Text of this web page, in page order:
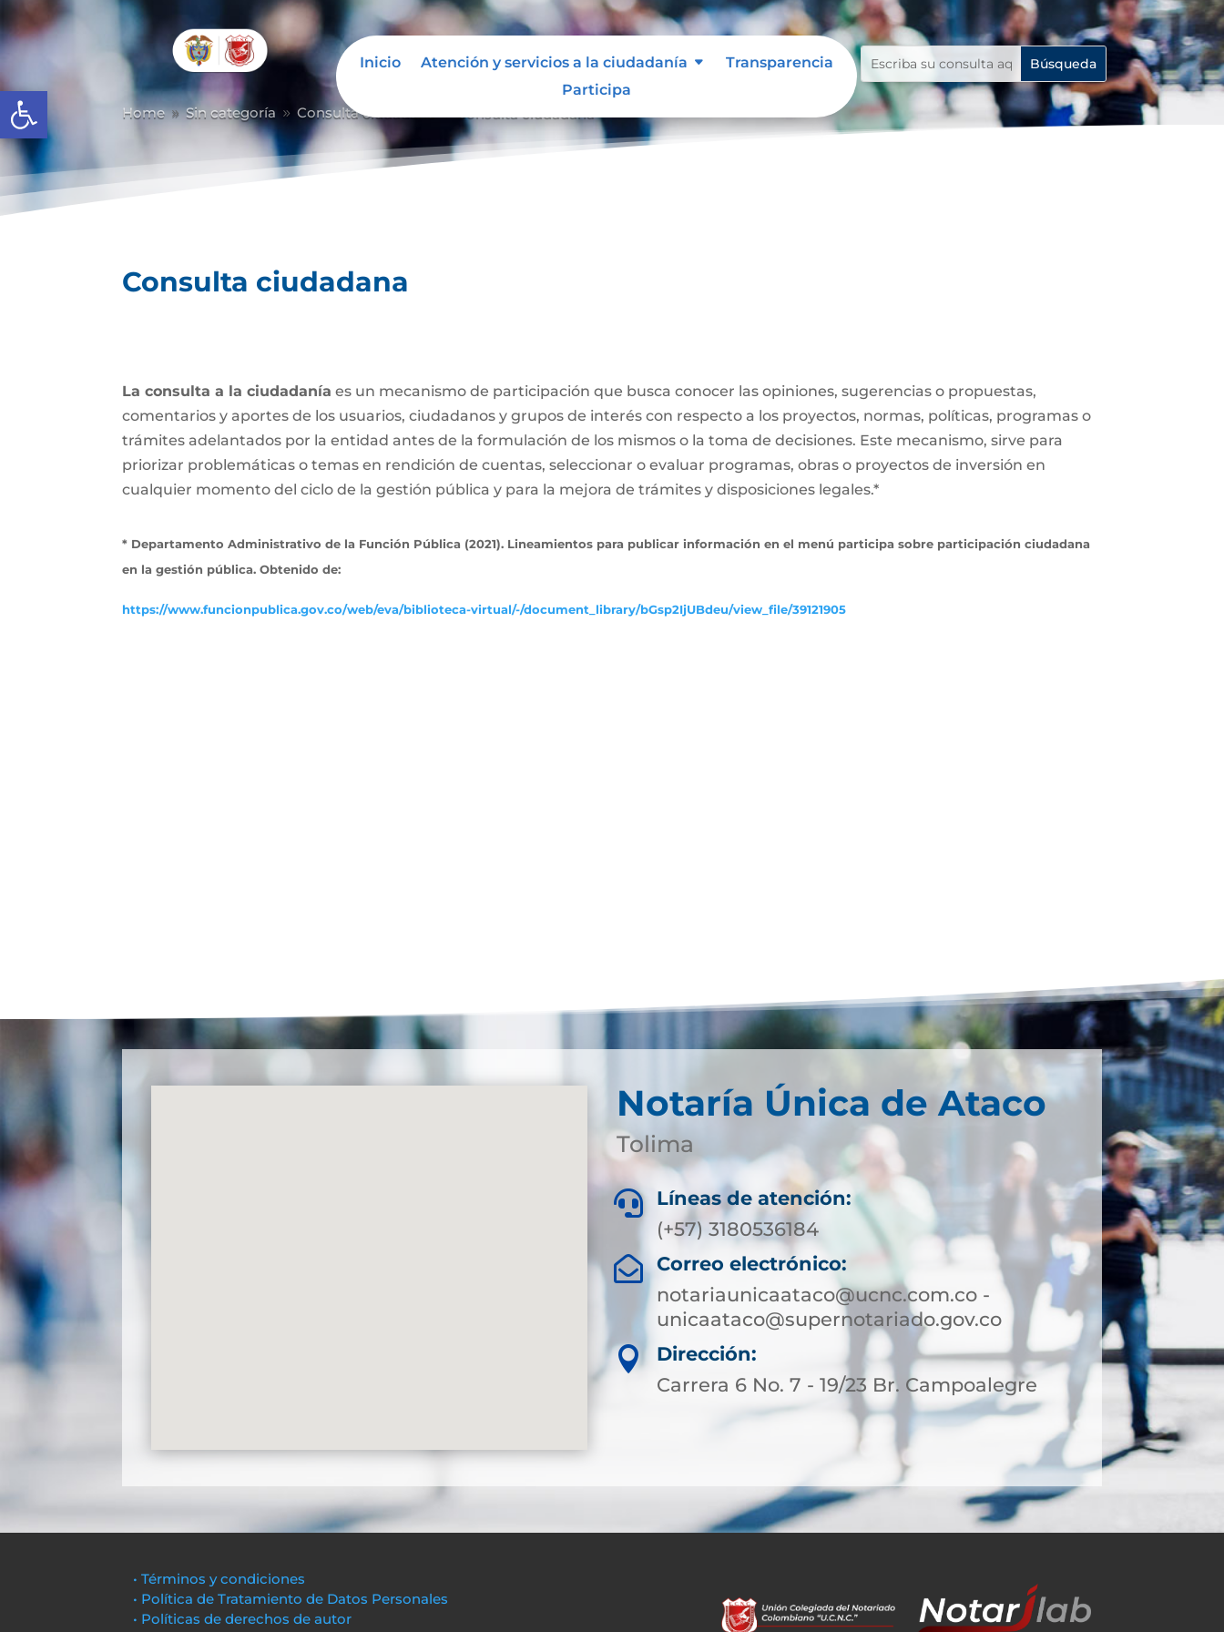
Abrir barra de herramientas
Inicio Atención y servicios a la ciudadanía
Transparencia
Participa
Home 9 Sin categoría 9 Consulta ciudadana
Consulta ciudadana
La consulta a la ciudadanía es un mecanismo de participación que busca conocer las opiniones, sugerencias o propuestas,
comentarios y aportes de los usuarios, ciudadanos y grupos de interés con respecto a los proyectos, normas, políticas, programas o
trámites adelantados por la entidad antes de la formulación de los mismos o la toma de decisiones. Este mecanismo, sirve para
priorizar problemáticas o temas en rendición de cuentas, seleccionar o evaluar programas, obras o proyectos de inversión en
cualquier momento del ciclo de la gestión pública y para la mejora de trámites y disposiciones legales.*
* Departamento Administrativo de la Función Pública (2021). Lineamientos para publicar información en el menú participa sobre participación ciudadana
en la gestión pública. Obtenido de:
https://www.funcionpublica.gov.co/web/eva/biblioteca-virtual/-/document_library/bGsp2IjUBdeu/view_file/39121905
Notaría Única de Ataco
Tolima

Líneas de atención:
(+57) 3180536184
 Correo electrónico:
notariaunicaataco@ucnc.com.co -
unicaataco@supernotariado.gov.co

Dirección:
Carrera 6 No. 7 - 19/23 Br. Campoalegre
• Términos y condiciones
• Política de Tratamiento de Datos Personales
• Políticas de derechos de autor